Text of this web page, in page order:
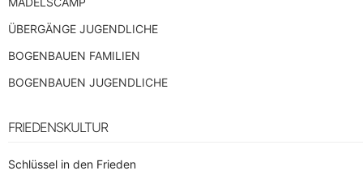
ÜBERGÄNGE JUGENDLICHE
BOGENBAUEN FAMILIEN
BOGENBAUEN JUGENDLICHE
FRIEDENSKULTUR
Schlüssel in den Frieden